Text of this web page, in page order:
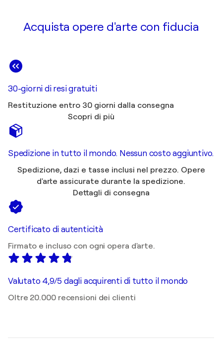
Acquista opere d'arte con fiducia
30-giorni di resi gratuiti
Restituzione entro 30 giorni dalla consegna
Scopri di più
Spedizione in tutto il mondo. Nessun costo aggiuntivo.
Spedizione, dazi e tasse inclusi nel prezzo. Opere
d'arte assicurate durante la spedizione.
Dettagli di consegna
Certificato di autenticità
Firmato e incluso con ogni opera d'arte.
Valutato 4,9/5 dagli acquirenti di tutto il mondo
Oltre 20.000 recensioni dei clienti